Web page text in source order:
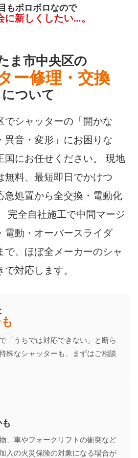
もボロボロなので
に新しくしたい…。
ま市中央区の
ー修理・交換
について
でシャッターの「開かな
異音・変形」にお困りな
国にお任せください。 現地
無料、最短即日でかけつ
急処置から全交換・電動化
完全自社施工で中間マージ
電動・オーバースライダ
で、ほぼ全メーカーのシャ
対応します。
「うちでは対応できない」と断ら
殊なシャッターも、まずはご相談
、車やフォークリフトの衝突など
入の火災保険の対象になる場合が